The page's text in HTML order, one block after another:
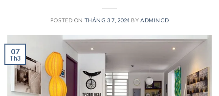
POSTED ON THÁNG 3 7, 2024 BYADMINCD
07
Th3